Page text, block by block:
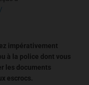
impérativement
à la police dont vous
les documents
escrocs.